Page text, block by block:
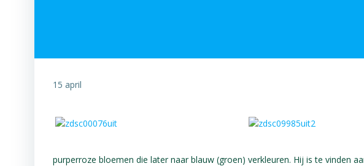
15 april
purperroze bloemen die later naar blauw (groen) verkleuren. Hij is te vinden